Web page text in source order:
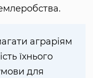
аграріям
їхнього
для